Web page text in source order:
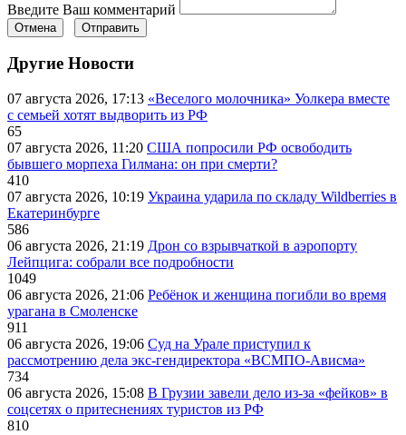
Введите Ваш комментарий
Отмена Отправить
Другие Новости
07 августа 2026, 17:13 «Веселого молочника» Уолкера вместе
с семьей хотят выдворить из РФ
65
07 августа 2026, 11:20 США попросили РФ освободить
бывшего морпеха Гилмана: он при смерти?
410
07 августа 2026, 10:19 Украина ударила по складу Wildberries в
Екатеринбурге
586
06 августа 2026, 21:19 Дрон со взрывчаткой в аэропорту
Лейпцига: собрали все подробности
1049
06 августа 2026, 21:06 Ребёнок и женщина погибли во время
урагана в Смоленске
911
06 августа 2026, 19:06 Суд на Урале приступил к
рассмотрению дела экс-гендиректора «ВСМПО-Ависма»
734
06 августа 2026, 15:08 В Грузии завели дело из-за «фейков» в
соцсетях о притеснениях туристов из РФ
810